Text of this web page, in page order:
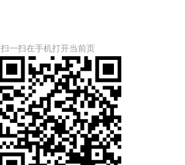
扫一扫在手机打开当前页